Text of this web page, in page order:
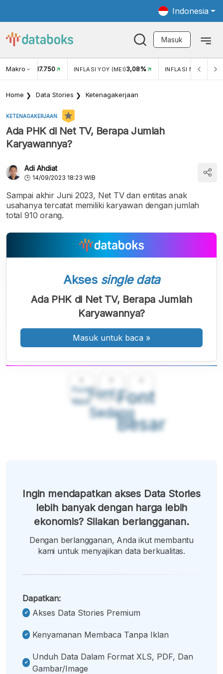
Indonesia
Masuk
Makro
USD/IDR 17.750 INFLASI YOY (MEI)3,08% INFLASI MOM (MEI)
Home Data Stories Ketenagakerjaan
KETENAGAKERJAAN
Ada PHK di Net TV, Berapa Jumlah
Karyawannya?
Adi Ahdiat
14/09/2023 18:23 WIB
Sampai akhir Juni 2023, Net TV dan entitas anak
usahanya tercatat memiliki karyawan dengan jumlah
total 910 orang.
Font
Kecil
Font
Sedang
Font
Besar
Akses single data
Ada PHK di Net TV, Berapa Jumlah
Karyawannya?
Masuk untuk baca »
Ingin mendapatkan akses Data Stories
lebih banyak dengan harga lebih
ekonomis? Silakan berlangganan.
Dengan berlangganan, Anda ikut membantu
kami untuk menyajikan data berkualitas.
Dapatkan:
Akses Data Stories Premium
Kenyamanan Membaca Tanpa Iklan
Unduh Data Dalam Format XLS, PDF, Dan
Gambar/image